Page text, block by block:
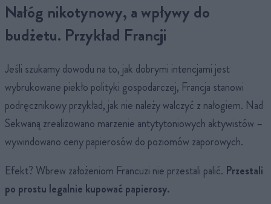
Nałóg nikotynowy, a wpływy do
budżetu. Przykład Francji
Jeśli szukamy dowodu na to, jak dobrymi intencjami jest
wybrukowane piekło polityki gospodarczej, Francja stanowi
podręcznikowy przykład, jak nie należy walczyć z nałogiem. Nad
Sekwaną zrealizowano marzenie antytytoniowych aktywistów –
wywindowano ceny papierosów do poziomów zaporowych.
Efekt? Wbrew założeniom Francuzi nie przestali palić. Przestali
po prostu legalnie kupować papierosy.